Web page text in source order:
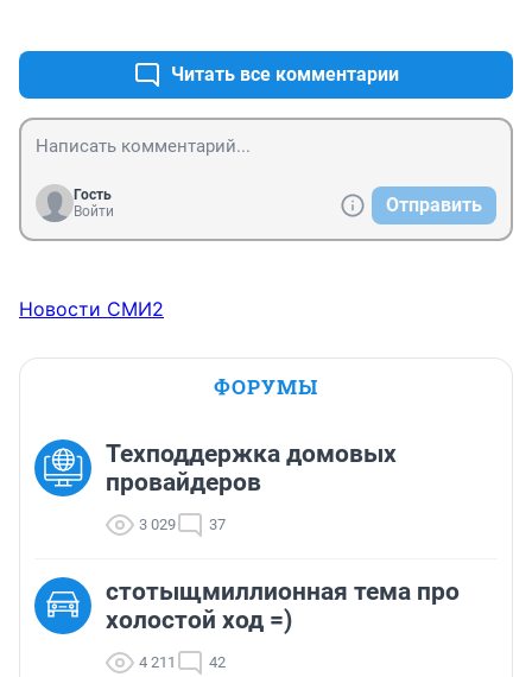
Читать все комментарии
Гость
Войти
Отправить
Новости СМИ2
ФОРУМЫ
Техподдержка домовых
провайдеров
3 029 37
стотыщмиллионная тема про
холостой ход =)
4 211 42